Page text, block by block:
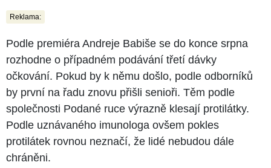
Reklama:
Podle premiéra Andreje Babiše se do konce srpna
rozhodne o případném podávání třetí dávky
očkování. Pokud by k němu došlo, podle odborníků
by první na řadu znovu přišli senioři. Těm podle
společnosti Podané ruce výrazně klesají protilátky.
Podle uznávaného imunologa ovšem pokles
protilátek rovnou neznačí, že lidé nebudou dále
chráněni.